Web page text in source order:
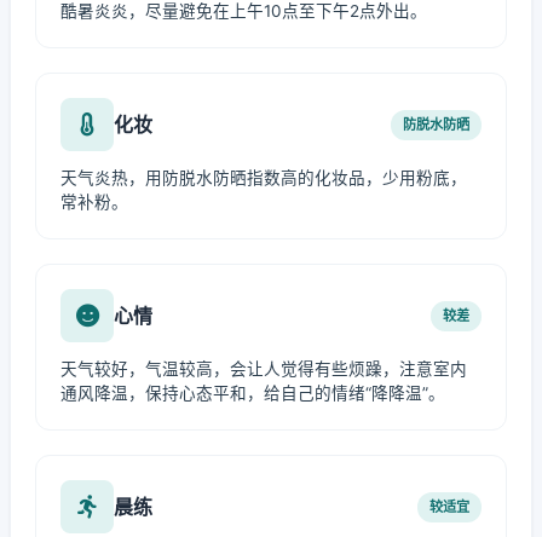
酷暑炎炎，尽量避免在上午10点至下午2点外出。
化妆 防脱水防晒
天气炎热，用防脱水防晒指数高的化妆品，少用粉底，
常补粉。
心情 较差
天气较好，气温较高，会让人觉得有些烦躁，注意室内
通风降温，保持心态平和，给自己的情绪“降降温”。
晨练 较适宜